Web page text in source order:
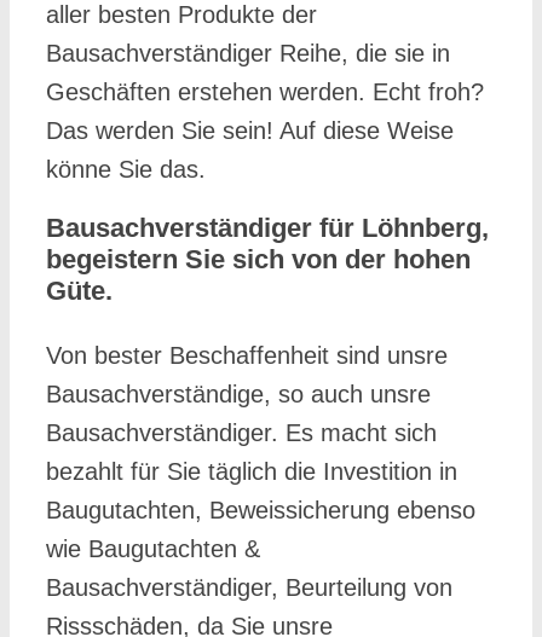
aller besten Produkte der
Bausachverständiger Reihe, die sie in
Geschäften erstehen werden. Echt froh?
Das werden Sie sein! Auf diese Weise
könne Sie das.
Bausachverständiger für Löhnberg,
begeistern Sie sich von der hohen
Güte.
Von bester Beschaffenheit sind unsre
Bausachverständige, so auch unsre
Bausachverständiger. Es macht sich
bezahlt für Sie täglich die Investition in
Baugutachten, Beweissicherung ebenso
wie Baugutachten &
Bausachverständiger, Beurteilung von
Rissschäden, da Sie unsre